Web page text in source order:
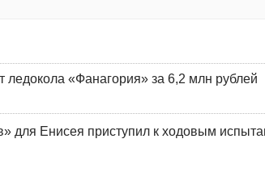
ледокола «Фанагория» за 6,2 млн рублей
для Енисея приступил к ходовым